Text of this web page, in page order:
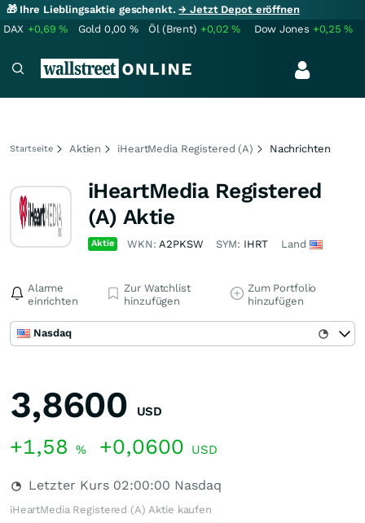
🎁 Ihre Lieblingsaktie geschenkt.→ Jetzt Depot eröffnen
DAX +0,69% Gold 0,00 % Öl (Brent) +0,02% Dow Jones +0,25%
Startseite Aktien iHeartMedia Registered (A) Nachrichten
iHeartMedia Registered
(A) Aktie
Aktie WKN:A2PKSW SYM: IHRT Land
Alarme
einrichten
Zur Watchlist
hinzufügen
Zum Portfolio
hinzufügen
Nasdaq
3,8600 USD
+1,58 % +0,0600 USD
Letzter Kurs 02:00:00 Nasdaq
iHeartMedia Registered (A) Aktie kaufen